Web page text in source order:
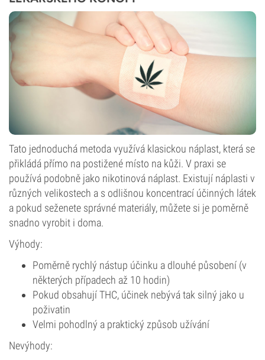
Tato jednoduchá metoda využívá klasickou náplast, která se
přikládá přímo na postižené místo na kůži. V praxi se
používá podobně jako nikotinová náplast. Existují náplasti v
různých velikostech a s odlišnou koncentrací účinných látek
a pokud seženete správné materiály, můžete si je poměrně
snadno vyrobit i doma.
Výhody:
Poměrně rychlý nástup účinku a dlouhé působení (v
některých případech až 10 hodin)
Pokud obsahují THC, účinek nebývá tak silný jako u
poživatin
Velmi pohodlný a praktický způsob užívání
Nevýhody: